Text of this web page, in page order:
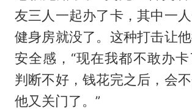
友三人一起办了卡，其中一人
健身房就没了。这种打击让
安全感，“现在我都不敢办
判断不好，钱花完之后，会
他又关门了。”